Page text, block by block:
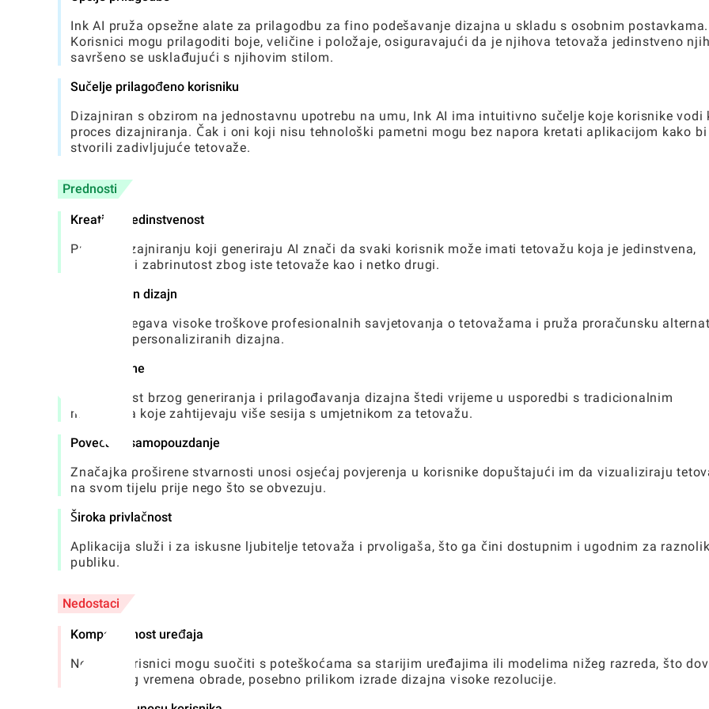
Ink AI pruža opsežne alate za prilagodbu za fino podešavanje dizajna u skladu s osobnim postavkama.
Korisnici mogu prilagoditi boje, veličine i položaje, osiguravajući da je njihova tetovaža jedinstveno
savršeno se usklađujući s njihovim stilom.
Sučelje prilagođeno korisniku
Dizajniran s obzirom na jednostavnu upotrebu na umu, Ink AI ima intuitivno sučelje koje korisnike vodi
proces dizajniranja. Čak i oni koji nisu tehnološki pametni mogu bez napora kretati aplikacijom kako bi
stvorili zadivljujuće tetovaže.
Prednosti
Kreativna jedinstvenost
Pristup dizajniranju koji generiraju AI znači da svaki korisnik može imati tetovažu koja je jedinstvena,
smanjujući zabrinutost zbog iste tetovaže kao i netko drugi.
Ekonomičan dizajn
Ink AI izbjegava visoke troškove profesionalnih savjetovanja o tetovažama i pruža proračunsku
stvaranju personaliziranih dizajna.
Štedi vrijeme
Sposobnost brzog generiranja i prilagođavanja dizajna štedi vrijeme u usporedbi s tradicionalnim
metodama koje zahtijevaju više sesija s umjetnikom za tetovažu.
Povećava samopouzdanje
Značajka proširene stvarnosti unosi osjećaj povjerenja u korisnike dopuštajući im da vizualiziraju
na svom tijelu prije nego što se obvezuju.
Široka privlačnost
Aplikacija služi i za iskusne ljubitelje tetovaža i prvoligaša, što ga čini dostupnim i ugodnim za
publiku.
Nedostaci
Kompatibilnost uređaja
Neki se korisnici mogu suočiti s poteškoćama sa starijim uređajima ili modelima nižeg razreda, što
do sporijeg vremena obrade, posebno prilikom izrade dizajna visoke rezolucije.